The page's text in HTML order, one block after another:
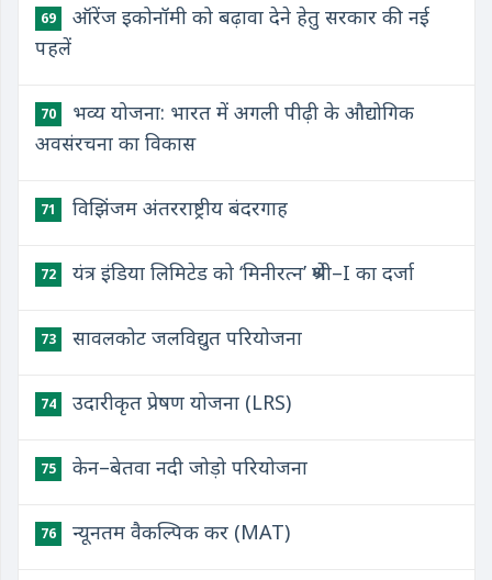
69
ऑरेंज इकोनॉमी को बढ़ावा देने हेतु सरकार की नई
पहलें
70
भव्य योजना: भारत में अगली पीढ़ी के औद्योगिक
अवसंरचना का विकास
71 विझिंजम अंतरराष्ट्रीय बंदरगाह
72 यंत्र इंडिया लिमिटेड को ‘मिनीरत्न’ श्रेणी–I का दर्जा
73 सावलकोट जलविद्युत परियोजना
74 उदारीकृत प्रेषण योजना (LRS)
75 केन–बेतवा नदी जोड़ो परियोजना
76 न्यूनतम वैकल्पिक कर (MAT)